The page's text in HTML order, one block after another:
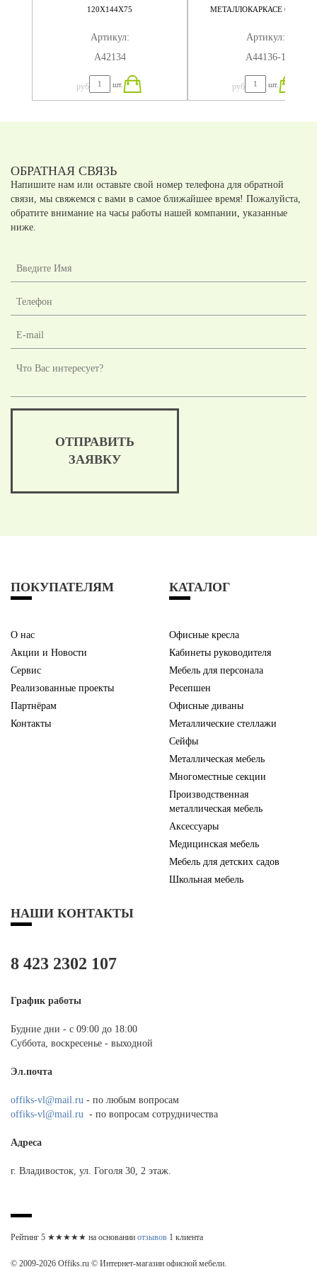
120X144X75
Артикул:
А42134
руб шт.
МЕТАЛЛОКАРКАСЕ
Артикул:
А44136-1
руб шт.
ОБРАТНАЯ СВЯЗЬ
Напишите нам или оставьте свой номер телефона для обратной
связи, мы свяжемся с вами в самое ближайшее время! Пожалуйста,
обратите внимание на часы работы нашей компании, указанные
ниже.
ОТПРАВИТЬ
ЗАЯВКУ
ПОКУПАТЕЛЯМ
О нас
Акции и Новости
Сервис
Реализованные проекты
Партнёрам
Контакты
КАТАЛОГ
Офисные кресла
Кабинеты руководителя
Мебель для персонала
Ресепшен
Офисные диваны
Металлические стеллажи
Сейфы
Металлическая мебель
Многоместные секции
Производственная
металлическая мебель
Аксессуары
Медицинская мебель
Мебель для детских садов
Школьная мебель
НАШИ КОНТАКТЫ
8 423 2302 107
График работы
Будние дни - с 09:00 до 18:00
Суббота, воскресенье - выходной
Эл.почта
offiks-vl@mail.ru - по любым вопросам
offiks-vl@mail.ru - по вопросам сотрудничества
Адреса
г. Владивосток, ул. Гоголя 30, 2 этаж.
Рейтинг 5 ★★★★★ на основании отзывов 1 клиента
© 2009-2026 Offiks.ru © Интернет-магазин офисной мебели.